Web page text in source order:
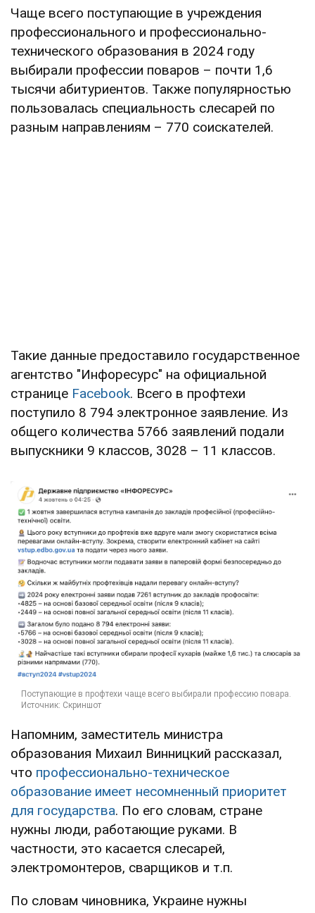
Чаще всего поступающие в учреждения
профессионального и профессионально-
технического образования в 2024 году
выбирали профессии поваров – почти 1,6
тысячи абитуриентов. Также популярностью
пользовалась специальность слесарей по
разным направлениям – 770 соискателей.
Такие данные предоставило государственное
агентство "Инфоресурс" на официальной
странице Facebook. Всего в профтехи
поступило 8 794 электронное заявление. Из
общего количества 5766 заявлений подали
выпускники 9 классов, 3028 – 11 классов.
Напомним, заместитель министра
образования Михаил Винницкий рассказал,
что профессионально-техническое
образование имеет несомненный приоритет
для государства. По его словам, стране
нужны люди, работающие руками. В
частности, это касается слесарей,
электромонтеров, сварщиков и т.п.
По словам чиновника, Украине нужны